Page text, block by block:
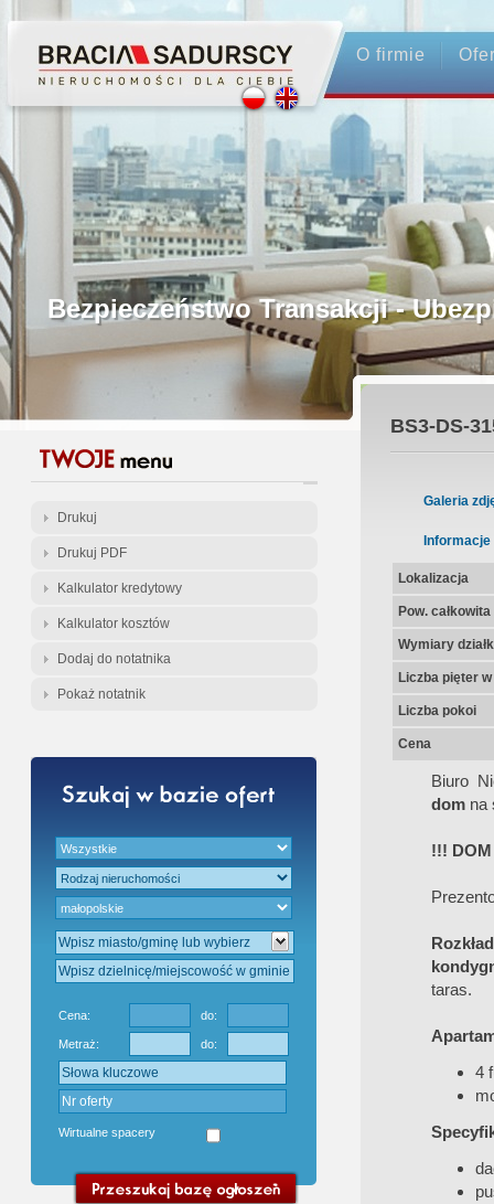
O firmie
Profesjonalne Pośrednictwo
Bezpieczeństwo Transakcji -
Licencjonowani Pośrednicy
Gwarancja Zwrotu Zadatku
Gratis - Przedwstępna Umowa
Drukuj
Drukuj PDF
Kalkulator kredytowy
Kalkulator kosztów
Dodaj do notatnika
Pokaż notatnik
Cena: do:
Metraż: do:
Wirtualne spacery
BS3-DS-
Galeria
Informacje
Lokalizacja
Pow.
Wymiary
Liczba pięter
Liczba pokoi
Cena
Biuro
dom na
!!!
taras.
4